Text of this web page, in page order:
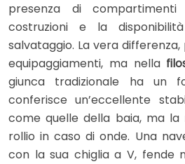
presenza di
costruzioni e la
salvataggio. La vera
equipaggiamenti, ma nella
giunca tradizionale ha un
conferisce un’eccellente
come quelle della baia, ma la
rollio in caso di onde. Una
con la sua chiglia a V, fende